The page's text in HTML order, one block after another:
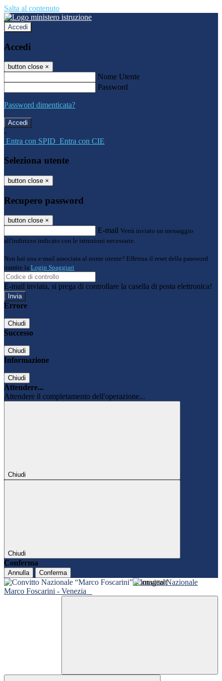
Salta al contenuto
Accedi
Accedi
button close ×
Nome Utente
Password
Password dimenticata?
-
Entra con SPID Entra con CIE
Seleziona utente
button close ×
Recupero password
button close ×
E-mail Verrà inviato un messaggio
all'indirizzo indicato con le istruzioni necessarie.
Non hai una e-mail associata al nome utente? Effettua il reset della password
tramite la Login Spaggiari
E-mail inviata, si prega di controllare la casella di posta elettronica!
Errore
Chiudi
Successo
Chiudi
Informazione
Chiudi
Attendere...
Attendere il completamento dell'operazione...
Chiudi
Chiudi
Conferma
Annulla Conferma
Convitto Nazionale
Marco Foscarini - Venezia